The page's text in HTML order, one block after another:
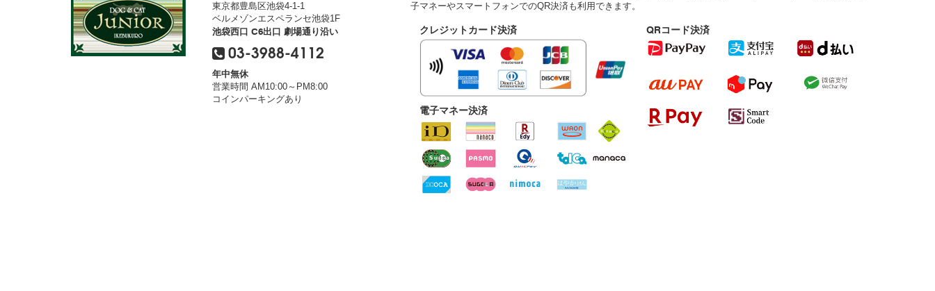
東京都豊島区池袋4-1-1
ベルメゾンエスペランセ池袋1F
池袋西口 C6出口 劇場通り沿い
03-3988-4112
年中無休
営業時間 AM10:00～PM8:00
コインパーキングあり
子マネーやスマートフォンでのQR決済も利用できます。
クレジットカード決済
電子マネー決済
QRコード決済